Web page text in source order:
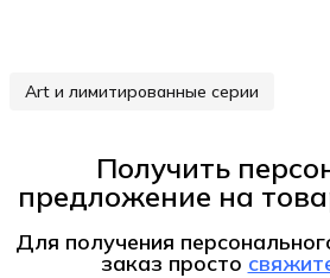
Art и лимитированные серии
Получить
предложение на
Для получения
заказ просто